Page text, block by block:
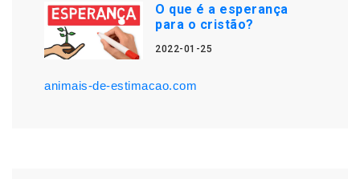
O que é a esperança
para o cristão?
2022-01-25
animais-de-estimacao.com